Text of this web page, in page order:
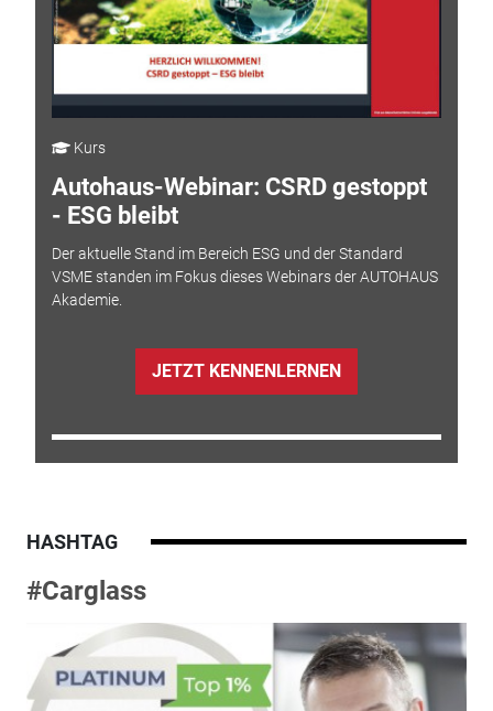
Kurs
Autohaus-Webinar: CSRD gestoppt
- ESG bleibt
Der aktuelle Stand im Bereich ESG und der Standard
VSME standen im Fokus dieses Webinars der AUTOHAUS
Akademie.
JETZT KENNENLERNEN
HASHTAG
#Carglass